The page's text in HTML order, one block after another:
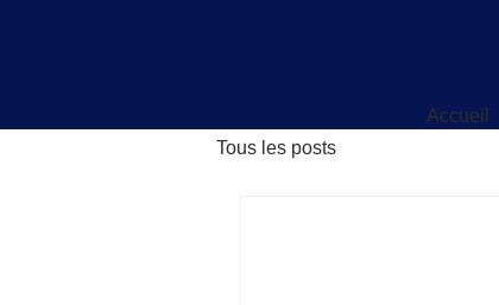
Accueil
Tous les posts